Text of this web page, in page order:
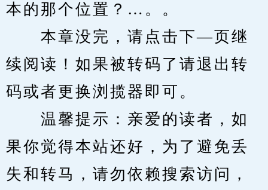
本的那个位置？…。。
本章没完，请点击下—页继
续阅读！如果被转码了请退出转
码或者更换浏揽器即可。
温馨提示：亲爱的读者，如
果你觉得本站还好，为了避免丢
失和转马，请勿依赖搜索访问，